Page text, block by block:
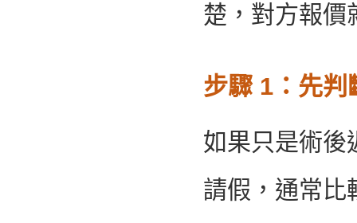
楚，對方報價
步驟 1：先判
如果只是術後
請假，通常比